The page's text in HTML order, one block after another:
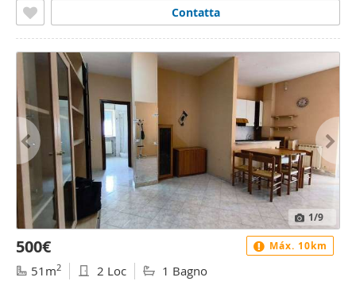
Contatta
1/9
500€
51m2 2 Loc 1 Bagno
Máx. 10km